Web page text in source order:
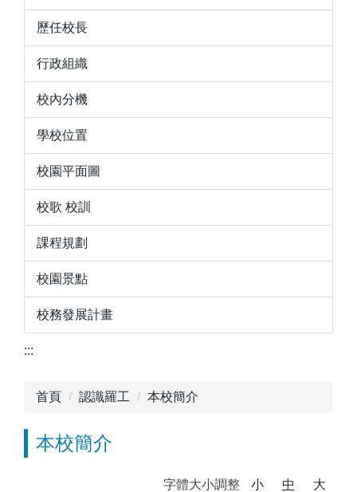
歷任校長
行政組織
校內分機
學校位置
校園平面圖
校歌 校訓
課程規劃
校園景點
校務發展計畫
:::
首頁 認識羅工 本校簡介
本校簡介
字體大小調整 小 中 大